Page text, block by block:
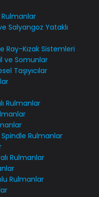
Rulmanlar
Salyangoz Yataklı
Ray-Kızak Sistemleri
ve Somunlar
Taşıyıcılar
Rulmanlar
Spindle Rulmanlar
Rulmanlar
Rulmanlar